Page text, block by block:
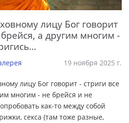
лицу Бог говорит
а другим многим -
19 ноября 2025 г.
лицу Бог говорит - стриги все
многим - не брейся и не
как-то между собой
секса (там тоже разные,